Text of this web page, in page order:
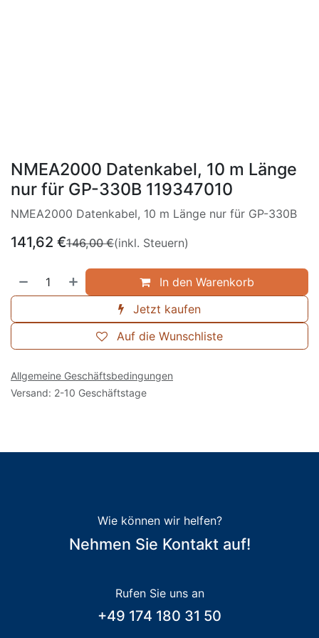
NMEA2000 Datenkabel, 10 m Länge
nur für GP-330B 119347010
NMEA2000 Datenkabel, 10 m Länge nur für GP-330B
141,62 €146,00€(inkl. Steuern)
In den Warenkorb
Jetzt kaufen
Auf die Wunschliste
Allgemeine Geschäftsbedingungen
Versand: 2-10 Geschäftstage
Wie können wir helfen?
Nehmen Sie Kontakt auf!
Rufen Sie uns an
+49 174 180 31 50